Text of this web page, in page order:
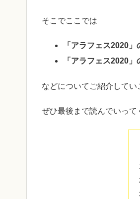
そこでここでは
「アラフェス2020
「アラフェス2020
などについてご紹介してい
ぜひ最後まで読んでいって